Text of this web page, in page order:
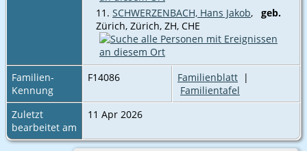
11. SCHWERZENBACH, Hans Jakob, geb.
Zürich, Zürich, ZH, CHE
Familien-
Kennung
F14086 Familienblatt |
Familientafel
Zuletzt
bearbeitet am
11 Apr 2026